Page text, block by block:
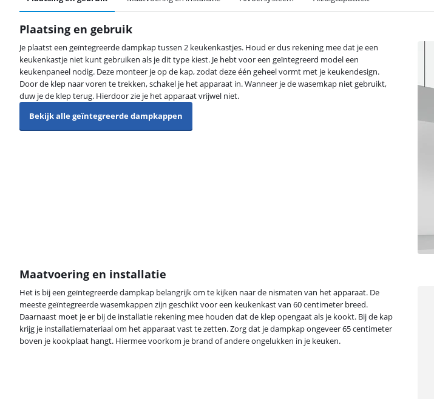
Plaatsing en gebruik
Je plaatst een geïntegreerde dampkap tussen 2 keukenkastjes. Houd er dus rekening mee dat je een
keukenkastje niet kunt gebruiken als je dit type kiest. Je hebt voor een geïntegreerd model een
keukenpaneel nodig. Deze monteer je op de kap, zodat deze één geheel vormt met je keukendesign.
Door de klep naar voren te trekken, schakel je het apparaat in. Wanneer je de wasemkap niet gebruikt,
duw je de klep terug. Hierdoor zie je het apparaat vrijwel niet.
Bekijk alle geïntegreerde dampkappen
Maatvoering en installatie
Het is bij een geïntegreerde dampkap belangrijk om te kijken naar de nismaten van het apparaat. De
meeste geïntegreerde wasemkappen zijn geschikt voor een keukenkast van 60 centimeter breed.
Daarnaast moet je er bij de installatie rekening mee houden dat de klep opengaat als je kookt. Bij de kap
krijg je installatiemateriaal om het apparaat vast te zetten. Zorg dat je dampkap ongeveer 65 centimeter
boven je kookplaat hangt. Hiermee voorkom je brand of andere ongelukken in je keuken.